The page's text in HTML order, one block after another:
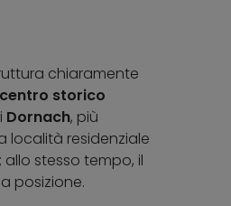
chiaramente
storico
Dornach, più
località residenziale
stesso tempo, il
posizione.